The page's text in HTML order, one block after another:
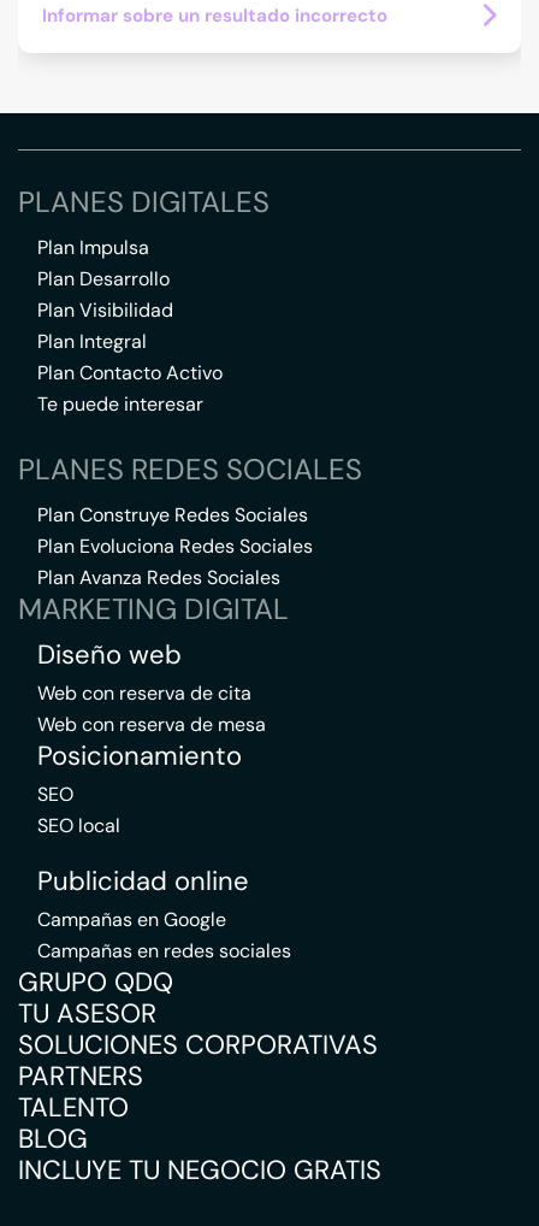
Informar sobre un resultado incorrecto
PLANES DIGITALES
Plan Impulsa
Plan Desarrollo
Plan Visibilidad
Plan Integral
Plan Contacto Activo
Te puede interesar
PLANES REDES SOCIALES
Plan Construye Redes Sociales
Plan Evoluciona Redes Sociales
Plan Avanza Redes Sociales
MARKETING DIGITAL
Diseño web
Web con reserva de cita
Web con reserva de mesa
Posicionamiento
SEO
SEO local
Publicidad online
Campañas en Google
Campañas en redes sociales
GRUPO QDQ
TU ASESOR
SOLUCIONES CORPORATIVAS
PARTNERS
TALENTO
BLOG
INCLUYE TU NEGOCIO GRATIS